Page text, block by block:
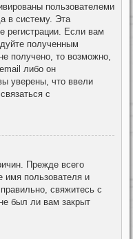
пользователеми
в систему. Эта
регистрации. Если вам
полученным
получено, то возможно,
либо он
уверены, что ввели
с
Прежде всего
имя пользователя и
свяжитесь с
был ли вам закрыт